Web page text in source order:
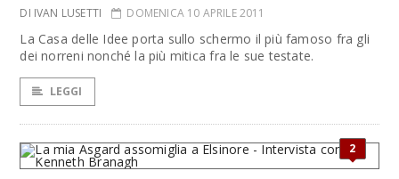
DI IVAN LUSETTI DOMENICA 10 APRILE 2011
La Casa delle Idee porta sullo schermo il più famoso fra gli
dei norreni nonché la più mitica fra le sue testate.
LEGGI
2